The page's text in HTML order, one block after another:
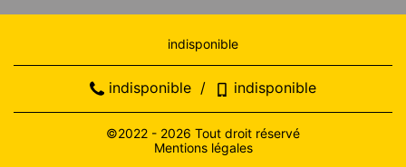
indisponible
indisponible / indisponible
©2022 - 2026 Tout droit réservé
Mentions légales